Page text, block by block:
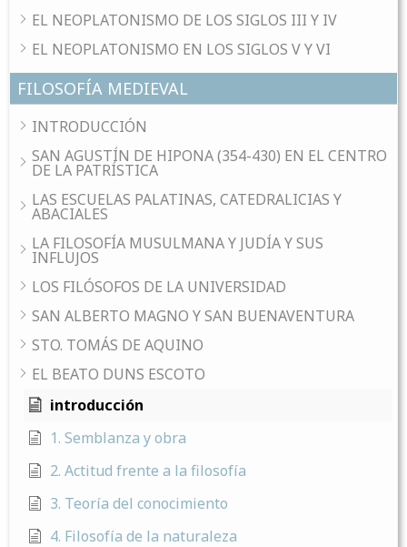
EL NEOPLATONISMO DE LOS SIGLOS III Y IV
EL NEOPLATONISMO EN LOS SIGLOS V Y VI
FILOSOFÍA MEDIEVAL
INTRODUCCIÓN
SAN AGUSTÍN DE HIPONA (354-430) EN EL CENTRO
DE LA PATRÍSTICA
LAS ESCUELAS PALATINAS, CATEDRALICIAS Y
ABACIALES
LA FILOSOFÍA MUSULMANA Y JUDÍA Y SUS
INFLUJOS
LOS FILÓSOFOS DE LA UNIVERSIDAD
SAN ALBERTO MAGNO Y SAN BUENAVENTURA
STO. TOMÁS DE AQUINO
EL BEATO DUNS ESCOTO
introducción
1. Semblanza y obra
2. Actitud frente a la filosofía
3. Teoría del conocimiento
4. Filosofía de la naturaleza